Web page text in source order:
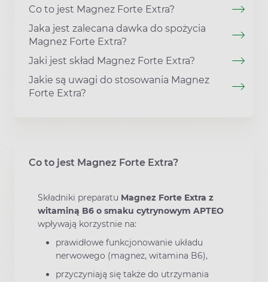
Co to jest Magnez Forte Extra?
Jaka jest zalecana dawka do spożycia
Magnez Forte Extra?
Jaki jest skład Magnez Forte Extra?
Jakie są uwagi do stosowania Magnez
Forte Extra?
Co to jest Magnez Forte Extra?
Składniki preparatu Magnez Forte Extra z
witaminą B6 o smaku cytrynowym APTEO
wpływają korzystnie na:
prawidłowe funkcjonowanie układu
nerwowego (magnez, witamina B6),
przyczyniają się także do utrzymania